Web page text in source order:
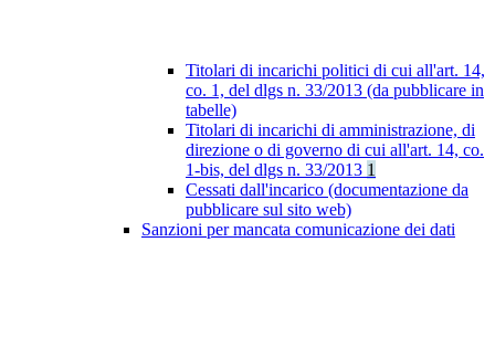
Titolari di incarichi politici di cui all'art. 14,
co. 1, del dlgs n. 33/2013 (da pubblicare in
tabelle)
Titolari di incarichi di amministrazione, di
direzione o di governo di cui all'art. 14, co.
1-bis, del dlgs n. 33/2013 1
Cessati dall'incarico (documentazione da
pubblicare sul sito web)
Sanzioni per mancata comunicazione dei dati